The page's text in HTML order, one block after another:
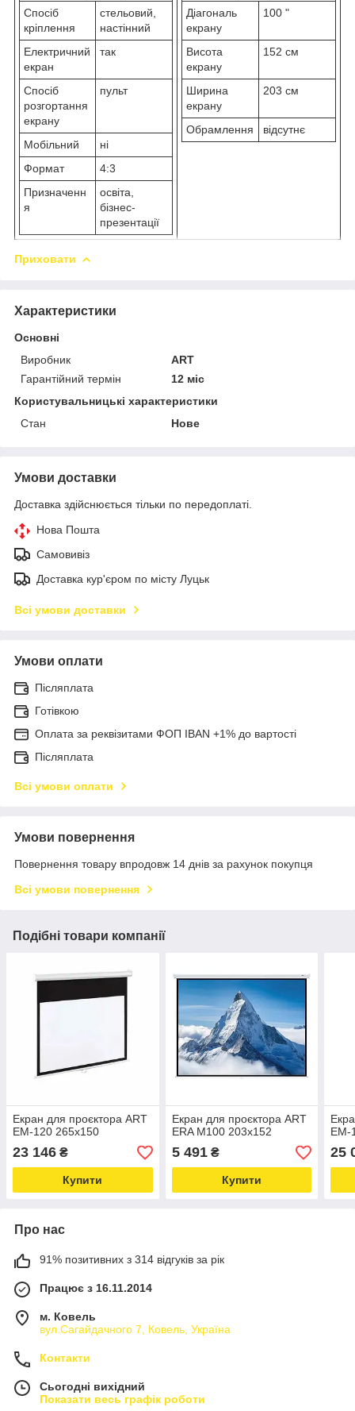
Спосіб
кріплення
стельовий,
настінний
Електричний
екран
так
Спосіб
розгортання
екрану
пульт
Мобільний
ні
Формат
4:3
Призначенн
я
освіта,
бізнес-
презентації
Діагональ
екрану
100 "
Висота
екрану
152 см
Ширина
екрану
203 см
Обрамлення відсутнє
Приховати
Характеристики
Основні
Виробник
ART
Гарантійний термін
12 міс
Користувальницькі характеристики
Стан
Нове
Умови доставки
Доставка здійснюється тільки по передоплаті.
Нова Пошта
Самовивіз
Доставка кур'єром по місту Луцьк
Всі умови доставки
Умови оплати
Післяплата
Готівкою
Оплата за реквізитами ФОП IBAN +1% до вартості
Післяплата
Всі умови оплати
Умови повернення
Повернення товару впродовж 14 днів за рахунок покупця
Всі умови повернення
Подібні товари компанії
Екран для проєктора ART
EM-120 265x150
23 146 ₴
Купити
Екран для проєктора ART
ERA M100 203x152
5 491₴
Купити
EM-
25
Про нас
91% позитивних з 314 відгуків за рік
Працює з 16.11.2014
м. Ковель
вул.Сагайдачного 7, Ковель, Україна
Контакти
Сьогодні вихідний
Показати весь графік роботи